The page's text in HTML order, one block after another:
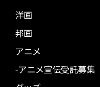
洋画
邦画
アニメ
-アニメ宣伝受託募集